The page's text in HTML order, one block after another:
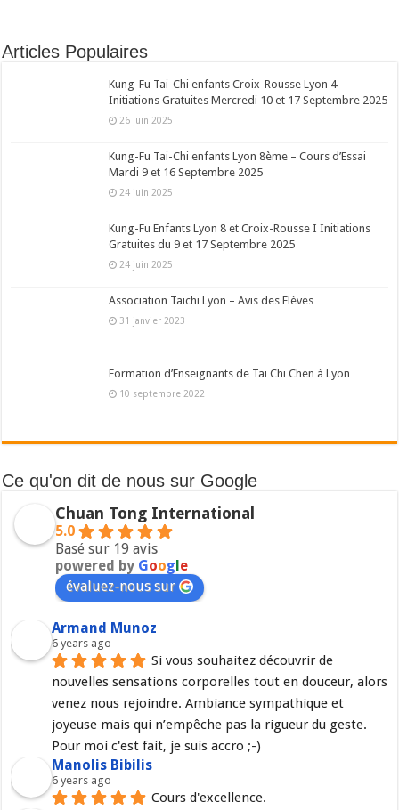
Articles Populaires
Kung-Fu Tai-Chi enfants Croix-Rousse Lyon 4 –
Initiations Gratuites Mercredi 10 et 17 Septembre 2025
26 juin 2025
Kung-Fu Tai-Chi enfants Lyon 8ème – Cours d’Essai
Mardi 9 et 16 Septembre 2025
24 juin 2025
Kung-Fu Enfants Lyon 8 et Croix-Rousse I Initiations
Gratuites du 9 et 17 Septembre 2025
24 juin 2025
Association Taichi Lyon – Avis des Elèves
31 janvier 2023
Formation d’Enseignants de Tai Chi Chen à Lyon
10 septembre 2022
Ce qu'on dit de nous sur Google
Chuan Tong International
5.0
Basé sur 19 avis
powered by Google
évaluez-nous sur
Armand Munoz
6 years ago
Si vous souhaitez découvrir de
nouvelles sensations corporelles tout en douceur, alors
venez nous rejoindre. Ambiance sympathique et
joyeuse mais qui n’empêche pas la rigueur du geste.
Pour moi c'est fait, je suis accro ;-)
Manolis Bibilis
6 years ago
Cours d'excellence.